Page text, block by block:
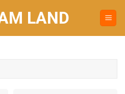
LAND